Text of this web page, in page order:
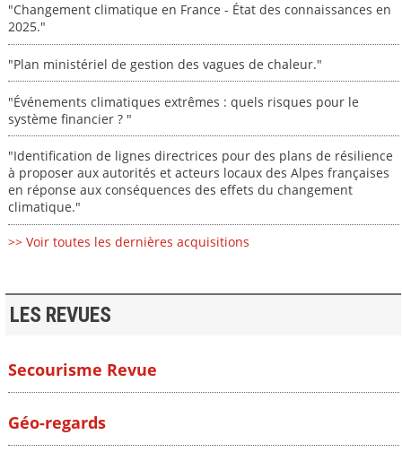
"Changement climatique en France - État des connaissances en
2025."
"Plan ministériel de gestion des vagues de chaleur."
"Événements climatiques extrêmes : quels risques pour le
système financier ? "
"Identification de lignes directrices pour des plans de résilience
à proposer aux autorités et acteurs locaux des Alpes françaises
en réponse aux conséquences des effets du changement
climatique."
>> Voir toutes les dernières acquisitions
LES REVUES
Secourisme Revue
Géo-regards